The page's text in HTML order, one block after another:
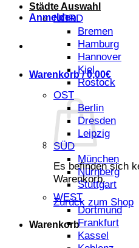
Anmelden
Warenkorb /0,00€
Es befinden sich
Warenkorb.
Zurück zum Shop
Warenkorb
Städte Auswahl
NORD
Bremen
Hamburg
Hannover
Kiel
Rostock
OST
Berlin
Dresden
Leipzig
SÜD
München
Nürnberg
Stuttgart
WEST
Dortmund
Frankfurt
Kassel